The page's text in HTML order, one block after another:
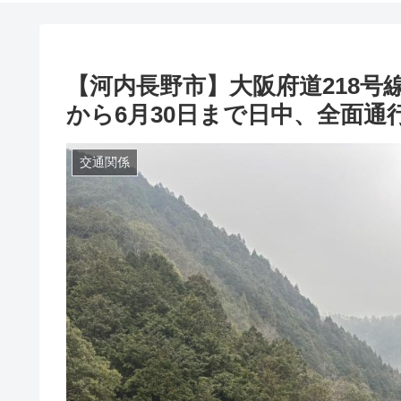
【河内長野市】大阪府道218
から6月30日まで日中、全面通
交通関係